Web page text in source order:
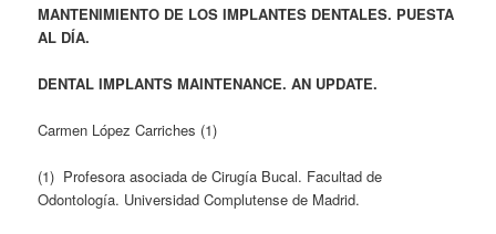
MANTENIMIENTO DE LOS IMPLANTES DENTALES. PUESTA
AL DÍA.
DENTAL IMPLANTS MAINTENANCE. AN UPDATE.
Carmen López Carriches (1)
(1) Profesora asociada de Cirugía Bucal. Facultad de
Odontología. Universidad Complutense de Madrid.